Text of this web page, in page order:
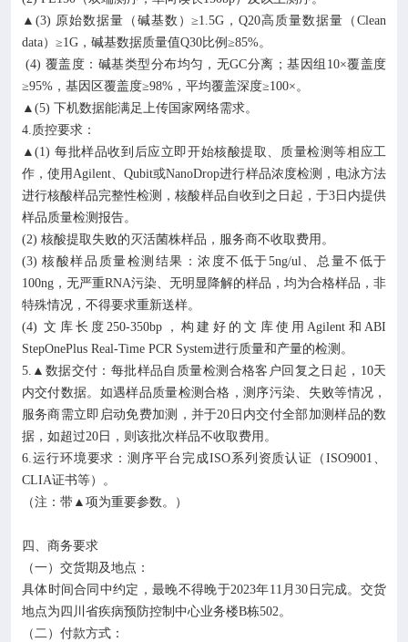
▲(3) 原始数据量（碱基数）≥1.5G，Q20高质量数据量（Clean
data）≥1G，碱基数据质量值Q30比例≥85%。
(4) 覆盖度：碱基类型分布均匀，无GC分离；基因组10×覆盖度
≥95%，基因区覆盖度≥98%，平均覆盖深度≥100×。
▲(5) 下机数据能满足上传国家网络需求。
4.质控要求：
▲(1) 每批样品收到后应立即开始核酸提取、质量检测等相应工
作，使用Agilent、Qubit或NanoDrop进行样品浓度检测，电泳方法
进行核酸样品完整性检测，核酸样品自收到之日起，于3日内提供
样品质量检测报告。
(2) 核酸提取失败的灭活菌株样品，服务商不收取费用。
(3) 核酸样品质量检测结果：浓度不低于5ng/ul、总量不低于
100ng，无严重RNA污染、无明显降解的样品，均为合格样品，非
特殊情况，不得要求重新送样。
(4) 文库长度250-350bp，构建好的文库使用Agilent和ABI
StepOnePlus Real-Time PCR System进行质量和产量的检测。
5.▲数据交付：每批样品自质量检测合格客户回复之日起，10天
内交付数据。如遇样品质量检测合格，测序污染、失败等情况，
服务商需立即启动免费加测，并于20日内交付全部加测样品的数
据，如超过20日，则该批次样品不收取费用。
6.运行环境要求：测序平台完成ISO系列资质认证（ISO9001、
CLIA证书等）。
（注：带▲项为重要参数。）
四、商务要求
（一）交货期及地点：
具体时间合同中约定，最晚不得晚于2023年11月30日完成。交货
地点为四川省疾病预防控制中心业务楼B栋502。
（二）付款方式：